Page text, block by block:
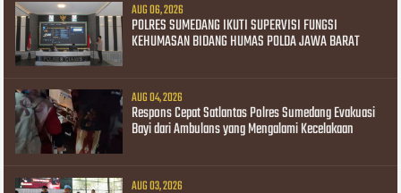
AUG 06, 2026
POLRES SUMEDANG IKUTI SUPERVISI FUNGSI
KEHUMASAN BIDANG HUMAS POLDA JAWA BARAT
AUG 04, 2026
Respons Cepat Satlantas Polres Sumedang Evakuasi
Bayi dari Ambulans yang Mengalami Kecelakaan
AUG 03, 2026